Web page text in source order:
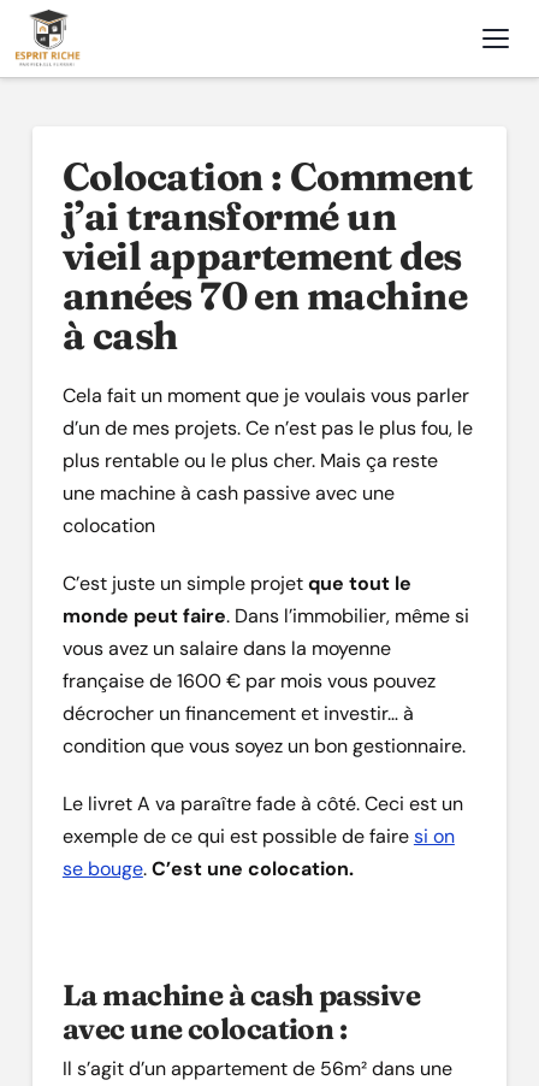
Colocation : Comment
j’ai transformé un
vieil appartement des
années 70 en machine
à cash
Cela fait un moment que je voulais vous parler
d’un de mes projets. Ce n’est pas le plus fou, le
plus rentable ou le plus cher. Mais ça reste
une machine à cash passive avec une
colocation
C’est juste un simple projetque tout le
monde peut faire. Dans l’immobilier, même si
vous avez un salaire dans la moyenne
française de 1600 € par mois vous pouvez
décrocher un financement et investir… à
condition que vous soyez un bon gestionnaire.
Le livret A va paraître fade à côté. Ceci est un
exemple de ce qui est possible de fairesi on
se bouge.C’est une colocation.
La machine à cash passive
avec une colocation :
Il s’agit d’un appartement de 56m² dans une